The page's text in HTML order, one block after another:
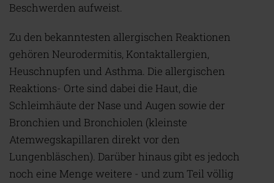
Beschwerden aufweist.
Zu den bekanntesten allergischen Reaktionen
gehören Neurodermitis, Kontaktallergien,
Heuschnupfen und Asthma. Die allergischen
Reaktions- Orte sind dabei die Haut, die
Schleimhäute der Nase und Augen sowie der
Bronchien und Bronchiolen (kleinste
Atemwegskapillaren direkt vor den
Lungenbläschen). Darüber hinaus gibt es jedoch
noch eine Menge weitere - und zum Teil völlig